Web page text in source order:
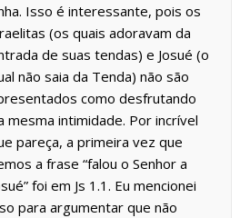
Isso é interessante, pois os
(os quais adoravam da
de suas tendas) e Josué (o
não saia da Tenda) não são
como desfrutando
mesma intimidade. Por incrível
pareça, a primeira vez que
a frase “falou o Senhor a
foi em Js 1.1. Eu mencionei
para argumentar que não